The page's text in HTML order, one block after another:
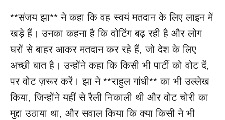
**संजय झा** ने कहा कि वह स्वयं मतदान के लिए लाइन में
खड़े हैं। उनका कहना है कि वोटिंग बढ़ रही है और लोग
घरों से बाहर आकर मतदान कर रहे हैं, जो देश के लिए
अच्छी बात है। उन्होंने कहा कि किसी भी पार्टी को वोट दें,
पर वोट ज़रूर करें। झा ने **राहुल गांधी** का भी उल्लेख
किया, जिन्होंने यहीं से रैली निकाली थी और वोट चोरी का
मुद्दा उठाया था, और सवाल किया कि क्या किसी ने भी